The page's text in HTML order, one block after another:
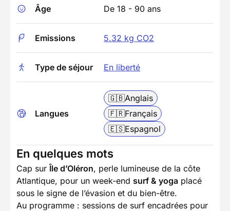
Âge De 18 - 90 ans
Emissions 5.32 kg CO2
Type de séjour En liberté
Langues
🇬🇧Anglais
🇫🇷Français
🇪🇸Espagnol
En quelques mots
Cap surÎle d’Oléron, perle lumineuse de la côte
Atlantique, pour un week-end surf & yoga placé
sous le signe de l’évasion et du bien-être.
Au programme : sessions de surf encadrées pour